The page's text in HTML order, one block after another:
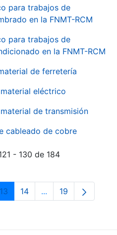
para trabajos de
en la FNMT-RCM
para trabajos de
en la FNMT-RCM
de ferretería
eléctrico
de transmisión
cableado de cobre
- 130 de 184
Use TAB para
Página
13 Página
14 ...PáginasPágina
19